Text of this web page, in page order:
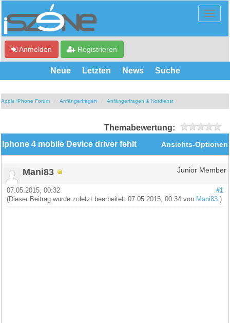
Anmelden Registrieren
Neue Letzten News Suche
Apple iPhone Forum Anfängerfragen Anfängerfragen & Notdienst
Themabewertung:
Ansichts-Optionen
Iphone 4 mobile Device driver fehlt
Mani83 Junior Member
#1
07.05.2015, 00:32
(Dieser Beitrag wurde zuletzt bearbeitet: 07.05.2015, 00:34 von Mani83 .)